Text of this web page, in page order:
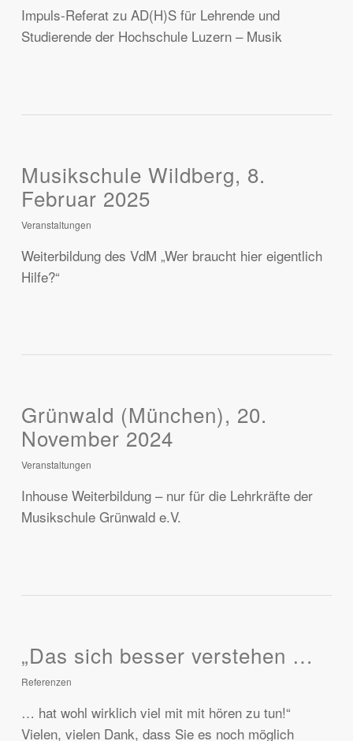
Impuls-Referat zu AD(H)S für Lehrende und
Studierende der Hochschule Luzern – Musik
Musikschule Wildberg, 8.
Februar 2025
Veranstaltungen
Weiterbildung des VdM „Wer braucht hier eigentlich
Hilfe?“
Grünwald (München), 20.
November 2024
Veranstaltungen
Inhouse Weiterbildung – nur für die Lehrkräfte der
Musikschule Grünwald e.V.
„Das sich besser verstehen …
Referenzen
… hat wohl wirklich viel mit mit hören zu tun!“
Vielen, vielen Dank, dass Sie es noch möglich